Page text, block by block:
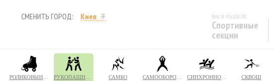
СМЕНИТЬ ГОРОД: Киев ВЫ В РАЗДЕЛЕ
Спортивные
секции
САМБО СКВОШ